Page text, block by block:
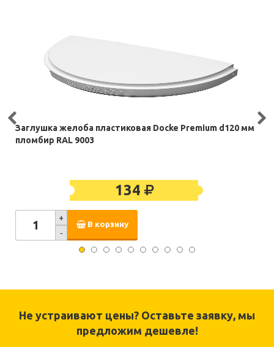
Заглушка желоба пластиковая Docke Premium d120 мм
пломбир RAL 9003
134
+
-
В корзину
Не устраивают цены? Оставьте заявку, мы
предложим дешевле!